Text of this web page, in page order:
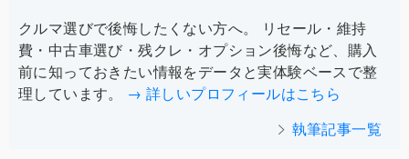
クルマ選びで後悔したくない方へ。 リセール・維持
費・中古車選び・残クレ・オプション後悔など、購入
前に知っておきたい情報をデータと実体験ベースで整
理しています。 → 詳しいプロフィールはこちら
執筆記事一覧